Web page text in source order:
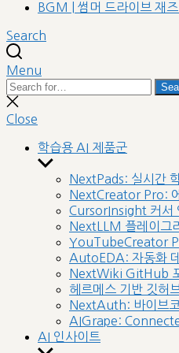
BGM | 썸머 드라이브 재
Search
Menu
Search
for:
Close
search
Close
학습용 AI 제품군
Show
sub
menu
NextPads: 실시간
NextCreator Pro:
CursorInsight 커서
NextLLM 플레이그
YouTubeCreator
AutoEDA: 자동화
NextWiki GitHub
헤르메스 기반 깃허
NextAuth: 바이브
AIGrape:
AI 인사이트